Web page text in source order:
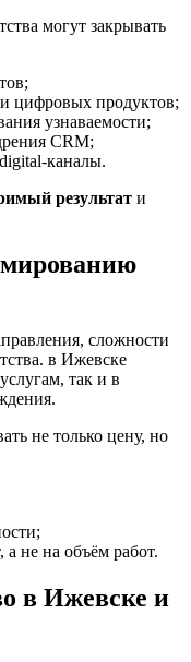
могут закрывать
цифровых продуктов;
узнаваемости;
CRM;
каналы.
результат и
сложности
в Ижевске
так и в
не только цену, но
а не на объём работ.
в Ижевске и